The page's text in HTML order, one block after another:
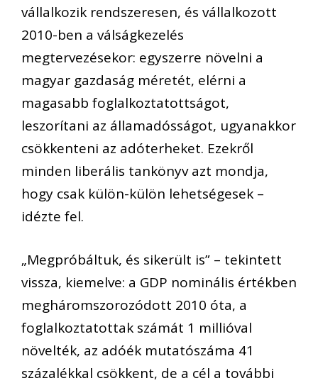
vállalkozik rendszeresen, és vállalkozott
2010-ben a válságkezelés
megtervezésekor: egyszerre növelni a
magyar gazdaság méretét, elérni a
magasabb foglalkoztatottságot,
leszorítani az államadósságot, ugyanakkor
csökkenteni az adóterheket. Ezekről
minden liberális tankönyv azt mondja,
hogy csak külön-külön lehetségesek –
idézte fel.
„Megpróbáltuk, és sikerült is” – tekintett
vissza, kiemelve: a GDP nominális értékben
megháromszorozódott 2010 óta, a
foglalkoztatottak számát 1 millióval
növelték, az adóék mutatószáma 41
százalékkal csökkent, de a cél a további